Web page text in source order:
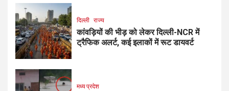
दिल्ली राज्य
कांवड़ियों की भीड़ को लेकर दिल्ली-NCR में
ट्रैफिक अलर्ट, कई इलाकों में रूट डायवर्ट
मध्य प्रदेश